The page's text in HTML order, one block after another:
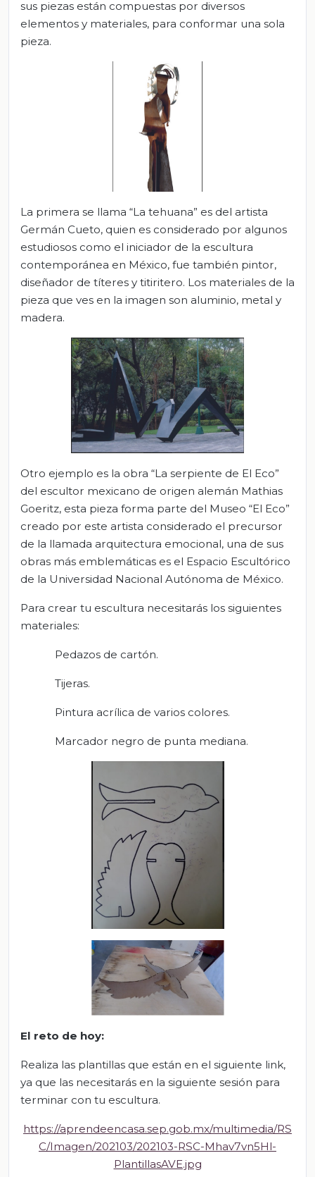
sus piezas están compuestas por diversos
elementos y materiales, para conformar una sola
pieza.
La primera se llama “La tehuana” es del artista
Germán Cueto, quien es considerado por algunos
estudiosos como el iniciador de la escultura
contemporánea en México, fue también pintor,
diseñador de títeres y titiritero. Los materiales de la
pieza que ves en la imagen son aluminio, metal y
madera.
Otro ejemplo es la obra “La serpiente de El Eco”
del escultor mexicano de origen alemán Mathias
Goeritz, esta pieza forma parte del Museo “El Eco”
creado por este artista considerado el precursor
de la llamada arquitectura emocional, una de sus
obras más emblemáticas es el Espacio Escultórico
de la Universidad Nacional Autónoma de México.
Para crear tu escultura necesitarás los siguientes
materiales:
Pedazos de cartón.
Tijeras.
Pintura acrílica de varios colores.
Marcador negro de punta mediana.
El reto de hoy:
Realiza las plantillas que están en el siguiente link,
ya que las necesitarás en la siguiente sesión para
terminar con tu escultura.
https://aprendeencasa.sep.gob.mx/multimedia/RS
C/Imagen/202103/202103-RSC-Mhav7vn5Hl-
PlantillasAVE.jpg